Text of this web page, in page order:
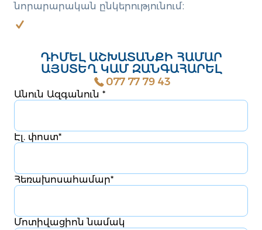
նորարարական ընկերությունում։
ԴԻՄԵԼ ԱՇԽԱՏԱՆՔԻ ՀԱՄԱՐ
ԱՅՍՏԵՂ ԿԱՄ ԶԱՆԳԱՀԱՐԵԼ
077 77 79 43
Անուն Ազգանուն *
Էլ. փոստ*
Հեռախոսահամար*
Մոտիվացիոն նամակ